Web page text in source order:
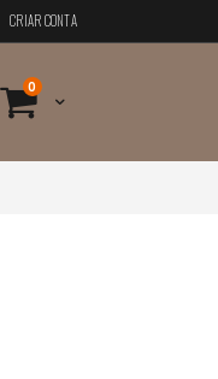
CRIAR CONTA
Cart
0 itens